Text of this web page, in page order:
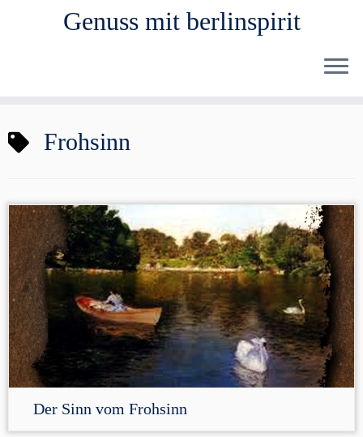
Inhalt
Genuss mit berlinspirit
Frohsinn
Der Sinn vom Frohsinn